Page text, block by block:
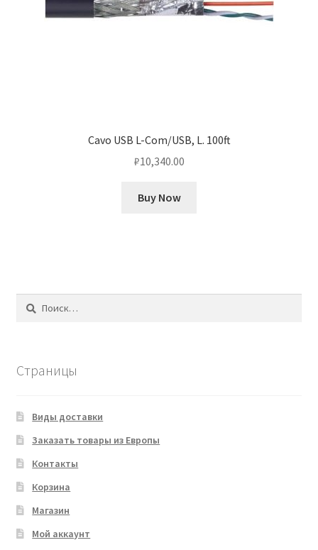
Cavo USB L-Com/USB, L. 100ft
₽10,340.00
Buy Now
Найти:
Страницы
Виды доставки
Заказать товары из Европы
Контакты
Корзина
Магазин
Мой аккаунт